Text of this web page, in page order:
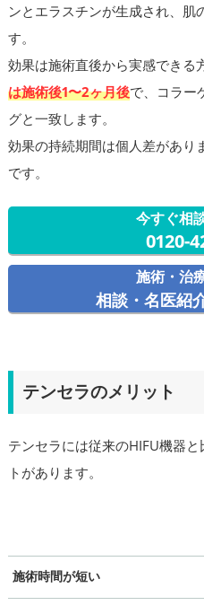
ンとエラスチンが生成され、肌
す。
効果は施術直後から実感できる
は施術後1〜2ヶ月後で、コラー
グと一致します。
効果の持続期間は個人差があり
です。
今すぐ相
0120-
施術・治
相談・名医紹
テンセラのメリット
テンセラには従来のHIFU機器
トがあります。
施術時間が短い